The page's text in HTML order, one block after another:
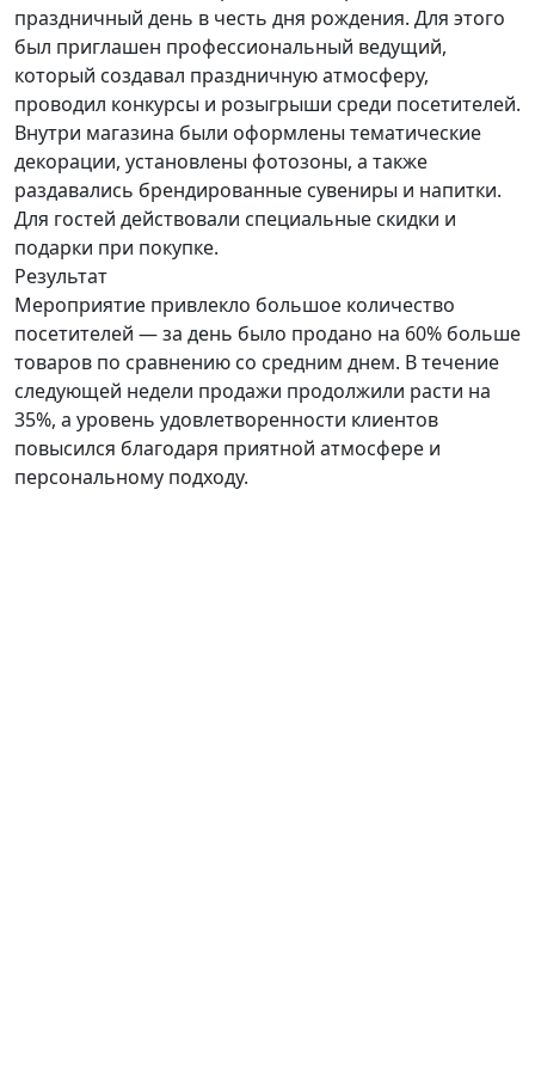
праздничный день в честь дня рождения. Для этого
был приглашен профессиональный ведущий,
который создавал праздничную атмосферу,
проводил конкурсы и розыгрыши среди посетителей.
Внутри магазина были оформлены тематические
декорации, установлены фотозоны, а также
раздавались брендированные сувениры и напитки.
Для гостей действовали специальные скидки и
подарки при покупке.
Результат
Мероприятие привлекло большое количество
посетителей — за день было продано на 60% больше
товаров по сравнению со средним днем. В течение
следующей недели продажи продолжили расти на
35%, а уровень удовлетворенности клиентов
повысился благодаря приятной атмосфере и
персональному подходу.